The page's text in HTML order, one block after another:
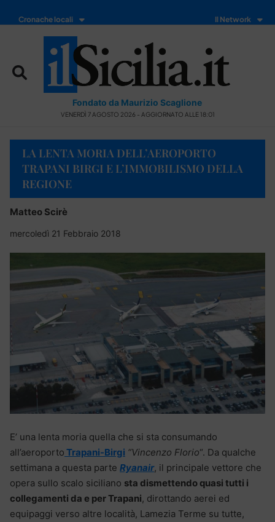
Cronache locali Il Network
Fondato da Maurizio Scaglione
VENERDÌ 7 AGOSTO 2026 - AGGIORNATO ALLE 18:01
LA LENTA MORIA DELL’AEROPORTO
TRAPANI BIRGI E L’IMMOBILISMO DELLA
REGIONE
Matteo Scirè
mercoledì 21 Febbraio 2018
E’ una lenta moria quella che si sta consumando
all’aeroporto Trapani-Birgi “Vincenzo Florio“. Da qualche
settimana a questa parte Ryanair, il principale vettore che
opera sullo scalo siciliano sta dismettendo quasi tutti i
collegamenti da e per Trapani, dirottando aerei ed
equipaggi verso altre località, Lamezia Terme su tutte,